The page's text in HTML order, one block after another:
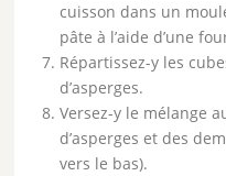
cuisson dans un
pâte à l’aide d’une
Répartissez-y les
d’asperges.
Versez-y le mélange
d’asperges et des
vers le bas).